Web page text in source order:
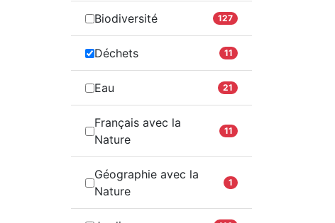
Biodiversité 127
Déchets 11
Eau 21
Français avec la
Nature
11
Géographie avec la
Nature
1